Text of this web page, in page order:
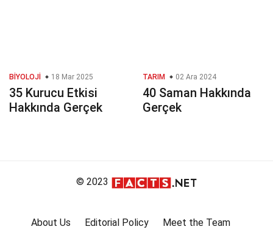
BIYOLOJI 18 Mar 2025
35 Kurucu Etkisi
Hakkında Gerçek
TARIM 02 Ara 2024
40 Saman Hakkında
Gerçek
© 2023
About Us Editorial Policy
Meet the Team